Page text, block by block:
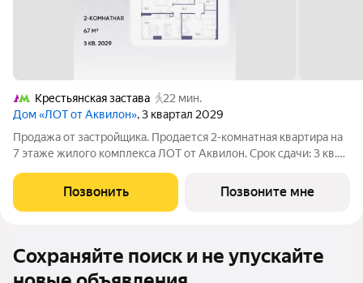
Крестьянская застава
22 мин.
Дом «ЛОТ от Аквилон», 3 квартал 2029
Продажа от застройщика. Продается 2-комнатная квартира на
7 этаже жилого комплекса ЛОТ от Аквилон. Срок сдачи: 3 кв.
концепции Responsive Environment. Его пространство не
статично, оно
Позвонить Позвоните мне
Сохраняйте поиск и не упускайте